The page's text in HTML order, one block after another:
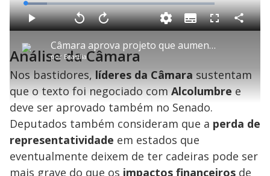
P
l
a
y
Câmara aprova projeto que aumenta número de deputados federais
por Brasília
P V
t
a
r
s
g
u
d
o
A
n
ç
a
1
0
e
g
n
d
o
s
u
L
o
a
d
e
1
.
4
%
S
u
b
i
t
F
l
e
e
C
o
l
h
r
Análise da Câmara
Nos bastidores,líderes da Câmarasustentam
que o texto foi negociado comAlcolumbree
deve ser aprovado também no Senado.
Deputados também consideram que a perda de
representatividade em estados que
eventualmente deixem de ter cadeiras pode ser
mais grave do que os impactos financeiros de